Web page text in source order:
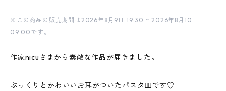
※この商品の販売期間は2026年8月9日 19:30 ~ 2026年8月10日
09:00です。
作家nicuさまから素敵な作品が届きました。
ぷっくりとかわいいお耳がついたパスタ皿です♡